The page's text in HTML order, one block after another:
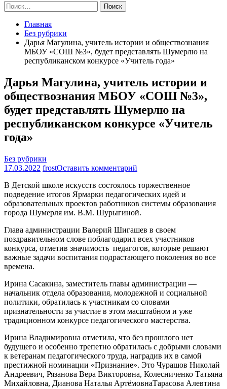
Найти:
Главная
Без рубрики
Дарья Магулина, учитель истории и обществознания
МБОУ «СОШ №3», будет представлять Шумерлю на
республиканском конкурсе «Учитель года»
Дарья Магулина, учитель истории и
обществознания МБОУ «СОШ №3»,
будет представлять Шумерлю на
республиканском конкурсе «Учитель
года»
Без рубрики
17.03.2022 frostОставить комментарий
Магулина,
учитель
истории
и
МБОУ
«СОШ
№3»,
будет
на
республиканском
конкурсе
«Учитель
года»
В Детской школе искусств состоялось торжественное
подведение итогов Ярмарки педагогических идей и
образовательных проектов работников системы образования
города Шумерля им. В.М. Шурыгиной.
Глава администрации Валерий Шигашев в своем
поздравительном слове поблагодарил всех участников
конкурса, отметив значимость педагогов, которые решают
важные задачи воспитания подрастающего поколения во все
времена.
Ирина Сасакина, заместитель главы администрации —
начальник отдела образования, молодежной и социальной
политики, обратилась к участникам со словами
признательности за участие в этом масштабном и уже
традиционном конкурсе педагогического мастерства.
Ирина Владимировна отметила, что без прошлого нет
будущего и особенно трепетно обратилась с добрыми словами
к ветеранам педагогического труда, наградив их в самой
престижной номинации «Признание». Это Чурашов Николай
Андреевич, Рязанова Вера Викторовна, Колесниченко Татьяна
Михайловна, Дианова Наталья АртёмовнаТарасова Алевтина